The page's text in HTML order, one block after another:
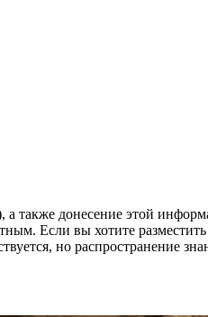
также донесение этой
Если вы хотите
но распространение